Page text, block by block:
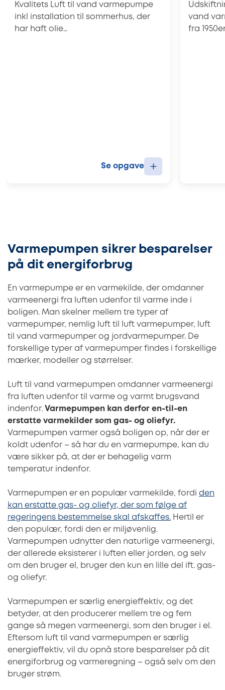
Kvalitets Luft til vand varmepumpe
inkl installation til sommerhus, der
har haft olie…
Se opgave +
vand
fra
Varmepumpen sikrer besparelser
på dit energiforbrug
En varmepumpe er en varmekilde, der omdanner
varmeenergi fra luften udenfor til varme inde i
boligen. Man skelner mellem tre typer af
varmepumper, nemlig luft til luft varmepumper, luft
til vand varmepumper og jordvarmepumper. De
forskellige typer af varmepumper findes i forskellige
mærker, modeller og størrelser.
Luft til vand varmepumpen omdanner varmeenergi
fra luften udenfor til varme og varmt brugsvand
indenfor. Varmepumpen kan derfor en-til-en
erstatte varmekilder som gas- og oliefyr.
Varmepumpen varmer også boligen op, når der er
koldt udenfor – så har du en varmepumpe, kan du
være sikker på, at der er behagelig varm
temperatur indenfor.
Varmepumpen er en populær varmekilde, fordi den
kan erstatte gas- og oliefyr, der som følge af
regeringens bestemmelse skal afskaffes. Hertil er
den populær, fordi den er miljøvenlig.
Varmepumpen udnytter den naturlige varmeenergi,
der allerede eksisterer i luften eller jorden, og selv
om den bruger el, bruger den kun en lille del ift. gas-
og oliefyr.
Varmepumpen er særlig energieffektiv, og det
betyder, at den producerer mellem tre og fem
gange så megen varmeenergi, som den bruger i el.
Eftersom luft til vand varmepumpen er særlig
energieffektiv, vil du opnå store besparelser på dit
energiforbrug og varmeregning – også selv om den
bruger strøm.